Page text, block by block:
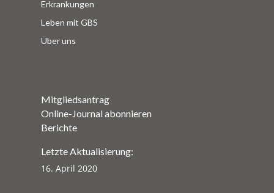
Erkrankungen
Leben mit GBS
Über uns
Mitgliedsantrag
Online-Journal abonnieren
Berichte
Letzte Aktualisierung:
16. April 2020